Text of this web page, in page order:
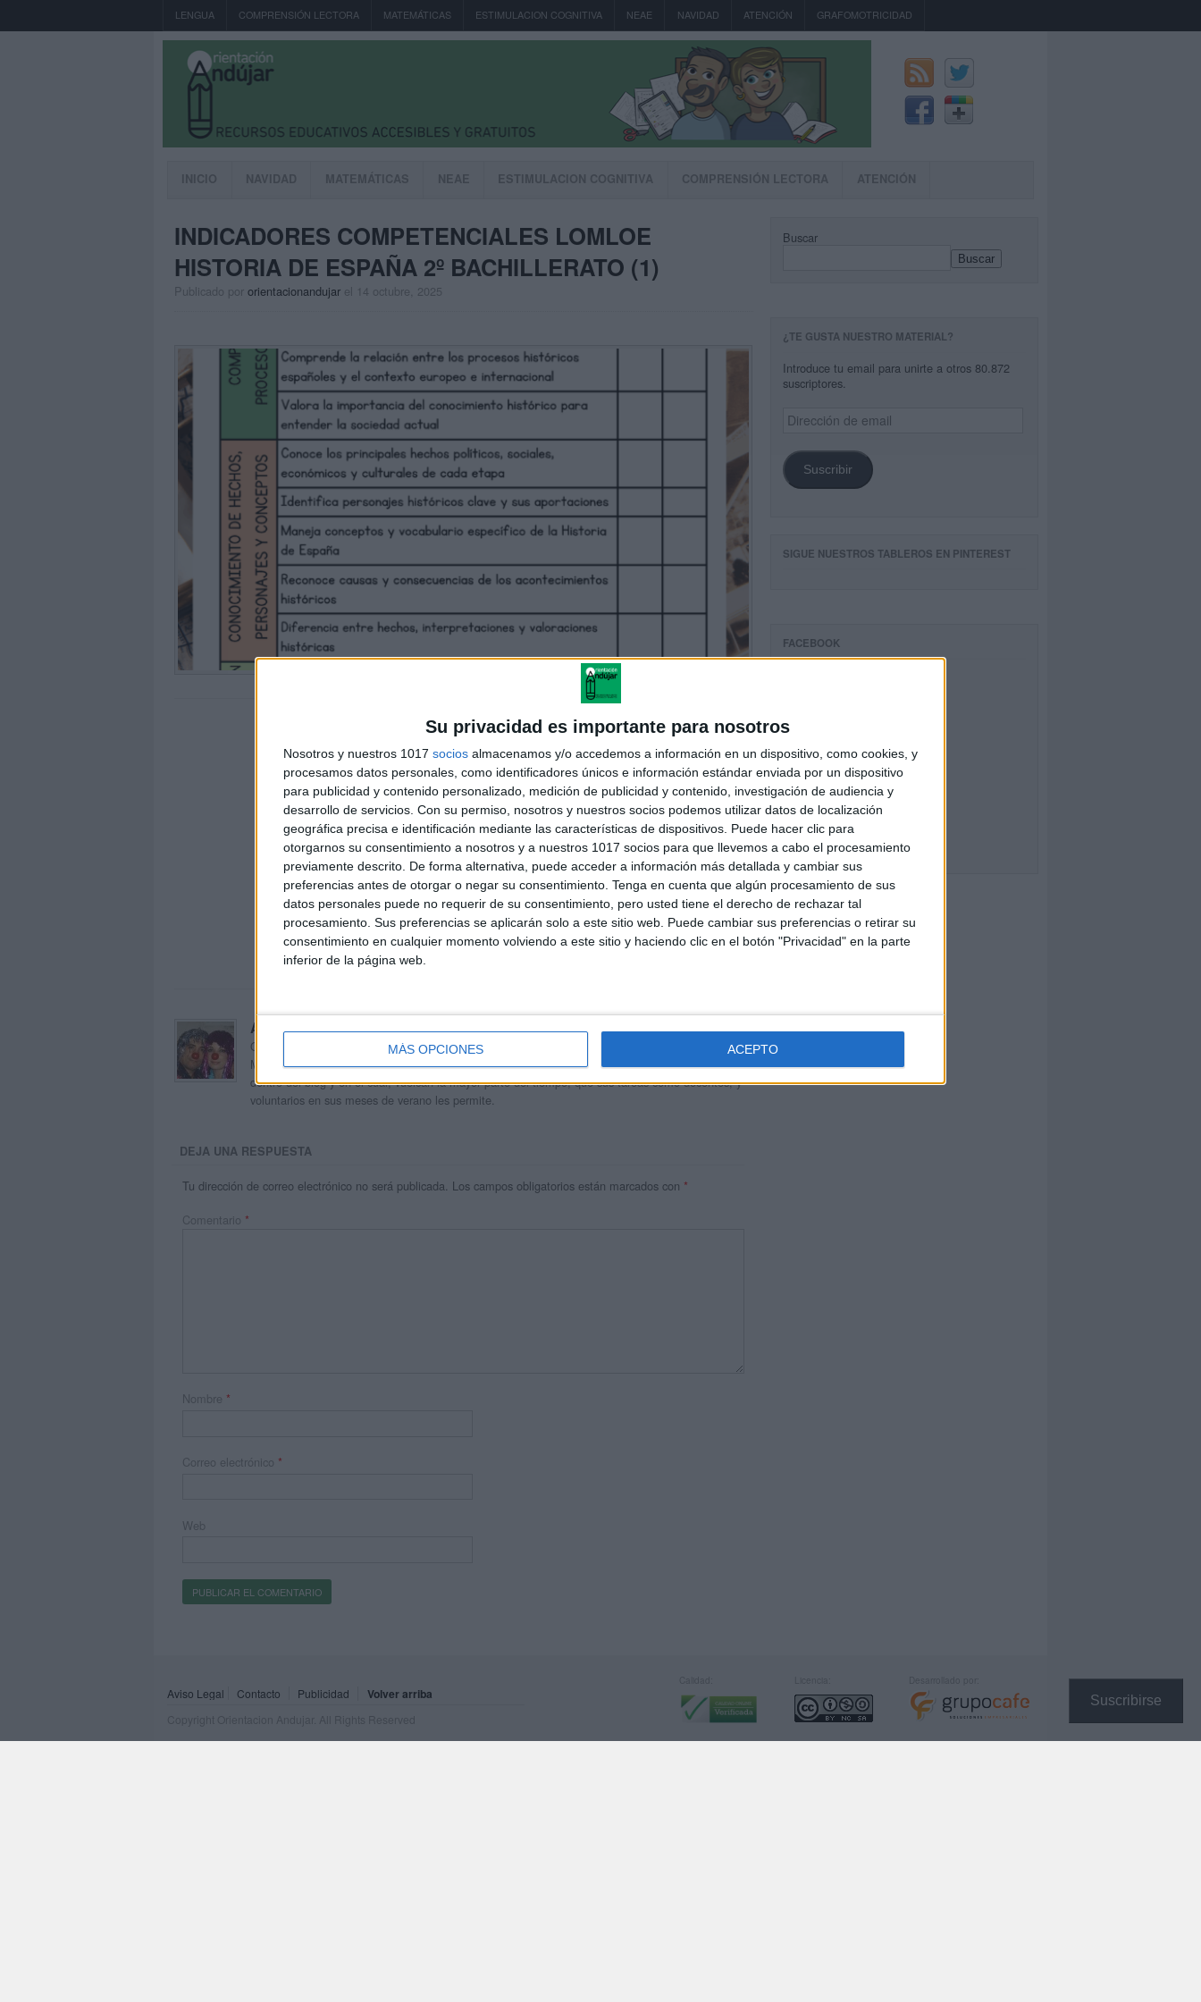
Su privacidad es importante para nosotros
Nosotros y nuestros 1017 socios almacenamos y/o accedemos a información en un dispositivo, como cookies, y
procesamos datos personales, como identificadores únicos e información estándar enviada por un dispositivo
para publicidad y contenido personalizado, medición de publicidad y contenido, investigación de audiencia y
desarrollo de servicios. Con su permiso, nosotros y nuestros socios podemos utilizar datos de localización
geográfica precisa e identificación mediante las características de dispositivos. Puede hacer clic para
otorgarnos su consentimiento a nosotros y a nuestros 1017 socios para que llevemos a cabo el procesamiento
previamente descrito. De forma alternativa, puede acceder a información más detallada y cambiar sus
preferencias antes de otorgar o negar su consentimiento. Tenga en cuenta que algún procesamiento de sus
datos personales puede no requerir de su consentimiento, pero usted tiene el derecho de rechazar tal
procesamiento. Sus preferencias se aplicarán solo a este sitio web. Puede cambiar sus preferencias o retirar su
consentimiento en cualquier momento volviendo a este sitio y haciendo clic en el botón "Privacidad" en la parte
inferior de la página web.
MÁS OPCIONES ACEPTO
Suscribirse
LENGUA COMPRENSIÓN LECTORA MATEMÁTICAS ESTIMULACION COGNITIVA NEAE NAVIDAD ATENCIÓN GRAFOMOTRICIDAD
INICIO NAVIDAD MATEMÁTICAS NEAE ESTIMULACION COGNITIVA COMPRENSIÓN LECTORA ATENCIÓN
INDICADORES COMPETENCIALES LOMLOE
HISTORIA DE ESPAÑA 2º BACHILLERATO (1)
Publicado por orientacionandujar el 14 octubre, 2025
Acerca de orientacionandujar
Orientación Andújar no es solo un blog, es la apuesta personal de dos profesores Ginés y
Maribel, que además de ser pareja, son los encargados de los contenidos que encontramos
dentro del blog y en el cual, vuelcan la mayor parte del tiempo, que sus tareas como docentes, y
voluntarios en sus meses de verano les permite.
DEJA UNA RESPUESTA
Tu dirección de correo electrónico no será publicada. Los campos obligatorios están marcados con *
Comentario *
Nombre *
Correo electrónico *
Web
Buscar
Buscar
¿TE GUSTA NUESTRO MATERIAL?
Introduce tu email para unirte a otros 80.872
suscriptores.
Dirección
de
Suscribir
SIGUE NUESTROS TABLEROS EN PINTEREST
FACEBOOK
Aviso Legal Contacto Publicidad Volver arriba